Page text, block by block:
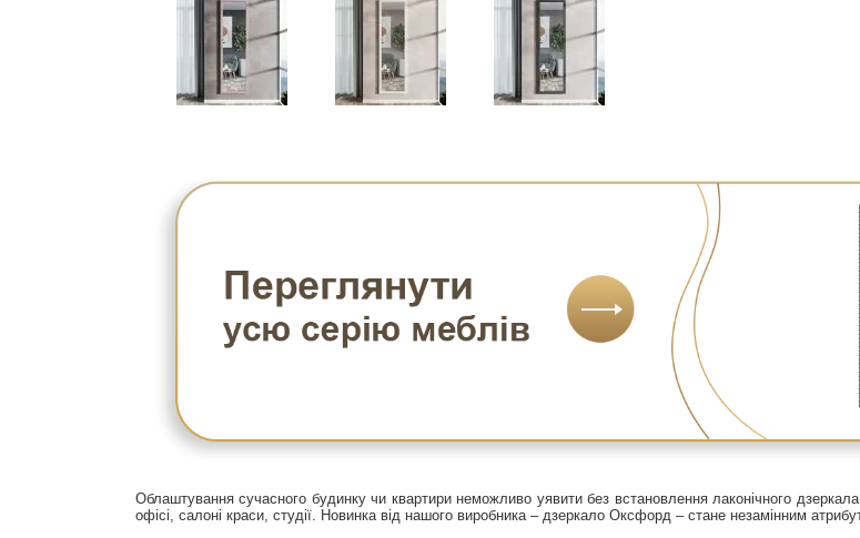
Облаштування сучасного будинку чи квартири неможливо уявити без встановлення лаконічного
офісі, салоні краси, студії. Новинка від нашого виробника – дзеркало Оксфорд – стане незамінним